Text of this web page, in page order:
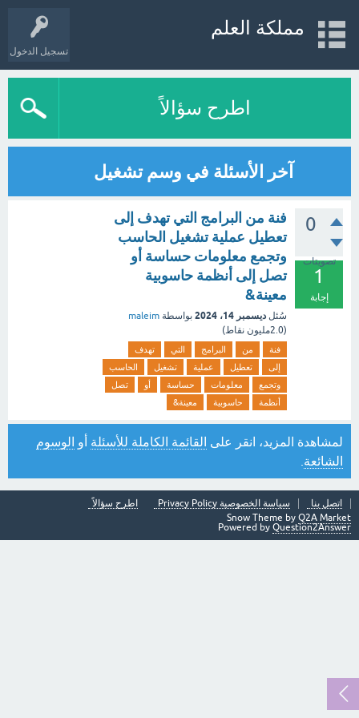
تسجيل الدخول
مملكة العلم
اطرح سؤالاً
آخر الأسئلة في وسم تشغيل
0
تصويتات
1
إجابة
فنة من البرامج التي تهدف إلى
تعطيل عملية تشغيل الحاسب
وتجمع معلومات حساسة أو
تصل إلى أنظمة حاسوبية
معينة&
سُئل ديسمبر 14، 2024 بواسطة maleim
(2.0مليون نقاط)
فنة من البرامج التي
تهدف
إلى
تعطيل عملية تشغيل
الحاسب
وتجمع
معلومات حساسة أو
تصل
أنظمة
حاسوبية معينة&
لمشاهدة المزيد، انقر على القائمة الكاملة للأسئلة أو الوسوم
الشائعة
اتصل بنا سياسة الخصوصية Privacy Policy
اطرح سؤالاً
Snow Theme by Q2A Market
Powered by Question2Answer